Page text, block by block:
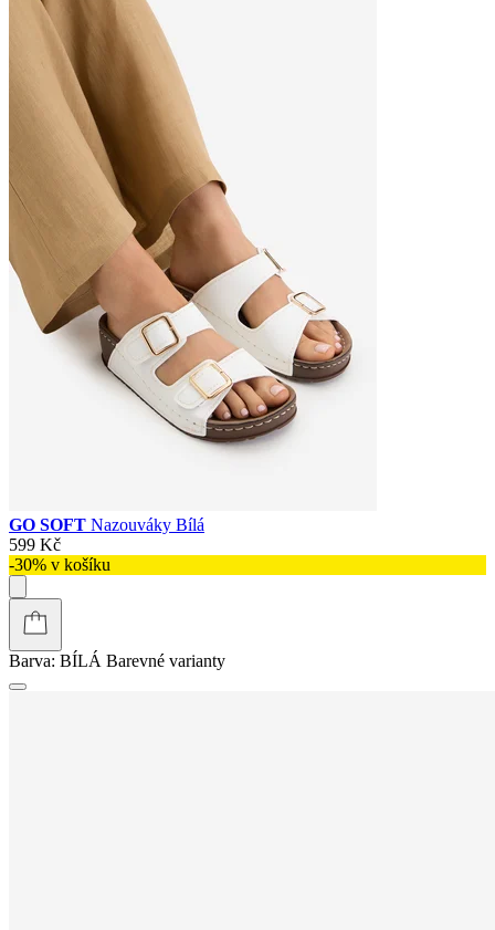
GO SOFT Nazouváky Bílá
599 Kč
-30% v košíku
Barva: BÍLÁ Barevné varianty